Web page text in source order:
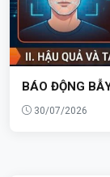
BÁO ĐỘNG
30/07/2026